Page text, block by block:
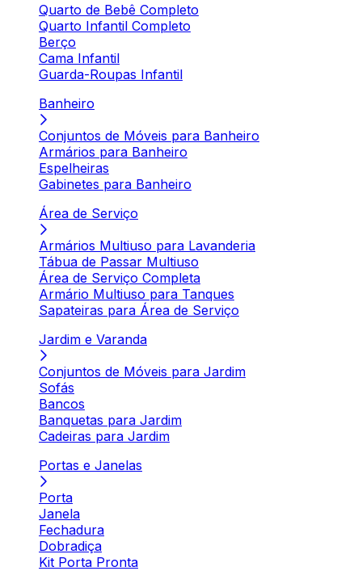
Quarto de Bebê Completo
Quarto Infantil Completo
Berço
Cama Infantil
Guarda-Roupas Infantil
Banheiro
Conjuntos de Móveis para Banheiro
Armários para Banheiro
Espelheiras
Gabinetes para Banheiro
Área de Serviço
Armários Multiuso para Lavanderia
Tábua de Passar Multiuso
Área de Serviço Completa
Armário Multiuso para Tanques
Sapateiras para Área de Serviço
Jardim e Varanda
Conjuntos de Móveis para Jardim
Sofás
Bancos
Banquetas para Jardim
Cadeiras para Jardim
Portas e Janelas
Porta
Janela
Fechadura
Dobradiça
Kit Porta Pronta